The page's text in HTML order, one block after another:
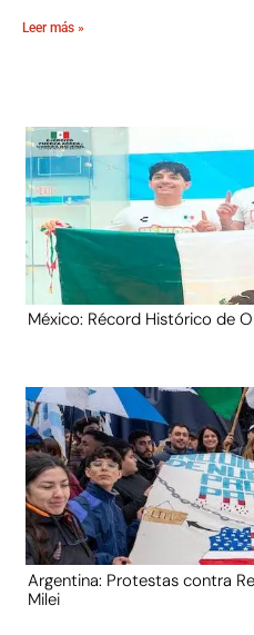
Leer más »
México: Récord Histórico de
Argentina: Protestas contra
Milei